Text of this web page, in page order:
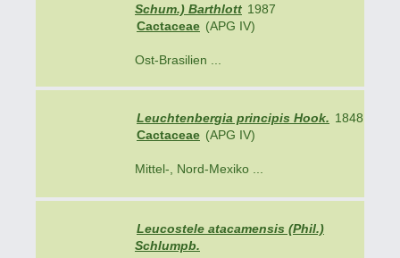
Schum.) Barthlott 1987
Cactaceae (APG IV)
Ost-Brasilien ...
Leuchtenbergia principis Hook. 1848
Cactaceae (APG IV)
Mittel-, Nord-Mexiko ...
Leucostele atacamensis (Phil.)
Schlumpb.